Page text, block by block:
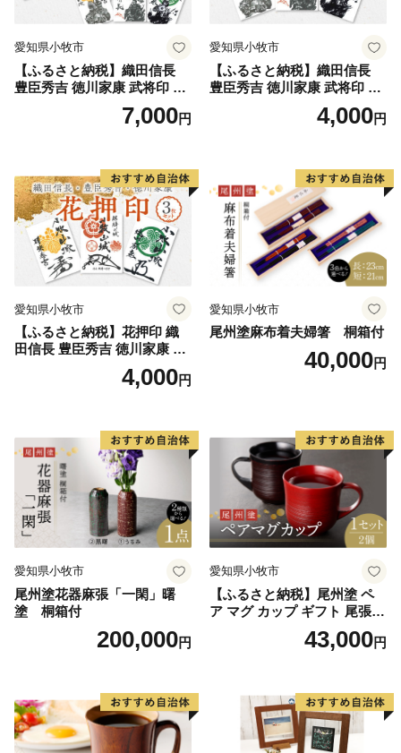
「箱根ファン」の皆様の応援をお待ちしています。
愛知県小牧市
【ふるさと納税】織田信長
豊臣秀吉 徳川家康 武将印 花
押印 6枚 セット イラスト 戦
国 武将 小牧山城 墨絵 龍画師
グッズ 愛知県 小牧市 お取り
寄せ 送料無料
7,000円
愛知県小牧市
【ふるさと納税】織田信長
豊臣秀吉 徳川家康 武将印 3
枚 セット イラスト 戦国 武将
小牧山城 墨絵 龍画師 書道ア
愛知県 小牧市 お取り寄せ 送
料無料
4,000円
愛知県小牧市
【ふるさと納税】花押印 織
田信長 豊臣秀吉 徳川家康 3
枚 セット 戦国 武将 小牧山城
墨絵 龍画師 書道アーティス
牧市 お取り寄せ 送料無料
4,000円
愛知県小牧市
尾州塗麻布着夫婦箸 桐箱付
40,000円
愛知県小牧市
尾州塗花器麻張「一閑」曙
塗 桐箱付
200,000円
愛知県小牧市
【ふるさと納税】尾州塗 ペ
ア マグ カップ ギフト 尾張漆
漆 漆器 漆器工芸 工芸品 芸術
性 実用性 抗菌性 美味しく安
抗ウイルス効果 お取り寄せ
愛知県 小牧市 送料無料
43,000円